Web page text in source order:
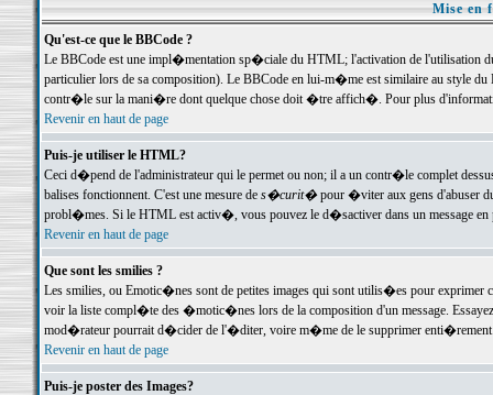
Mise en
Qu'est-ce que le BBCode ?
Le BBCode est une impl�mentation sp�ciale du HTML; l'activation de l'utilisation
particulier lors de sa composition). Le BBCode en lui-m�me est similaire au style
contr�le sur la mani�re dont quelque chose doit �tre affich�. Pour plus
Revenir en haut de page
Puis-je utiliser le HTML?
Ceci d�pend de l'administrateur qui le permet ou non; il a un contr�le complet
balises fonctionnent. C'est une mesure de s�curit�pour �viter aux gens d'abuser
probl�mes. Si le HTML est activ�, vous pouvez le d�sactiver dans un message en
Revenir en haut de page
Que sont les smilies ?
Les smilies, ou Emotic�nes sont de petites images qui sont utilis�es pour exprimer
voir la liste compl�te des �motic�nes lors de la composition d'un message.
mod�rateur pourrait d�cider de l'�diter, voire m�me de le supprimer
Revenir en haut de page
Puis-je poster des Images?